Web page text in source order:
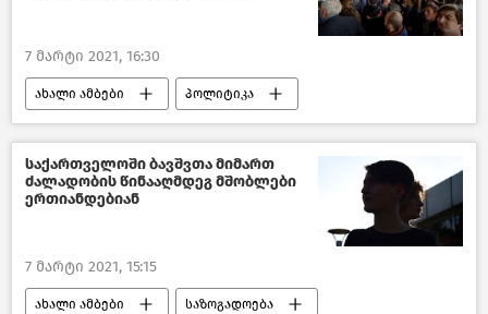
7 მარტი 2021, 16:30
ახალი ამბები პოლიტიკა
საქართველო
საქართველოში ბავშვთა მიმართ
ძალადობის წინააღმდეგ მშობლები
ერთიანდებიან
7 მარტი 2021, 15:15
ახალი ამბები საზოგადოება